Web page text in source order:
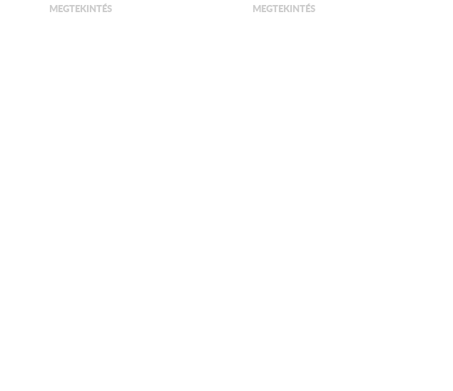
MEGTEKINTÉS MEGTEKINTÉS